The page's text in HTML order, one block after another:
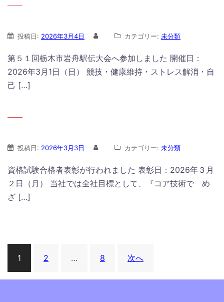
投稿日: 2026年3月4日 カテゴリー: 未分類
第５１回栃木市岩舟駅伝大会へ参加しました 開催日：
2026年3月1日（日） 競技・健康維持・ストレス解消・自
己 […]
投稿日: 2026年3月3日 カテゴリー: 未分類
資格試験合格者表彰が行われました 表彰日：2026年３月
２日（月） 当社では全社目標として、『コア技術で め
ざ […]
投
稿
ナ
1 2 … 8 次へ